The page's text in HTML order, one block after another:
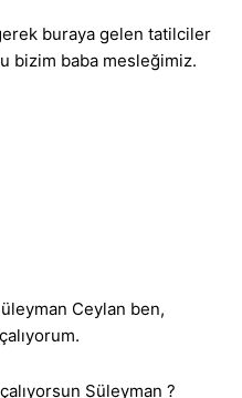
buraya gelen tatilciler
bizim baba mesleğimiz.
Ceylan ben,
Süleyman ?